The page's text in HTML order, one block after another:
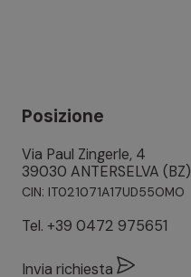
Posizione
Via Paul Zingerle, 4
39030 ANTERSELVA (BZ)
CIN: IT021071A17UD55OMO
Tel. +39 0472 975651
Invia richiesta